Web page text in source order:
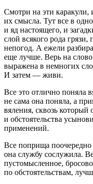
Смотри на эти каракули,
их смысла. Тут все в
и яд настоящего, и
слой всякого рода
непогод. А ежели
еще лучше. Верь на
выражена в немногих
И затем — живи.
Все это отлично поняла
не сама она поняла, а
вяления, сквозь
и обстоятельства
применений.
Все поприща поочередно
она службу сослужила.
пустомысленное,
по обстоятельствам,